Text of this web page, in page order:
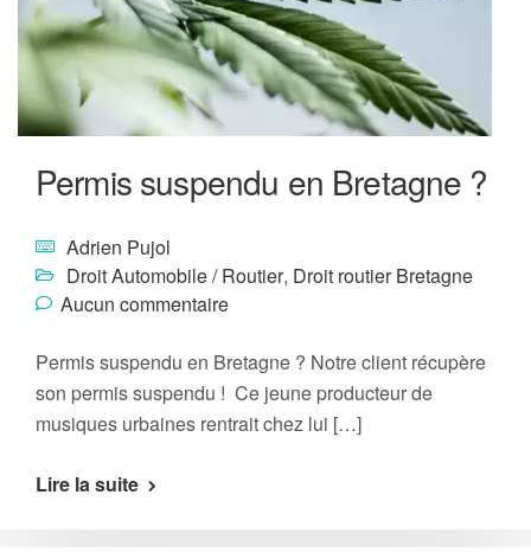
Permis suspendu en Bretagne ?
Adrien Pujol
Droit Automobile / Routier, Droit routier Bretagne
Aucun commentaire
Permis suspendu en Bretagne ? Notre client récupère
son permis suspendu ! Ce jeune producteur de
musiques urbaines rentrait chez lui […]
Lire la suite